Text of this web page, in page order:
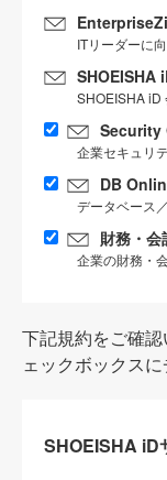
ITリーダーに
SHOEISHA
SHOEISHA iD
Security
企業セキュリ
DB
データベース
財務・
企業の財務・
下記規約をご確
ェックボックス
SHOEISHA iD